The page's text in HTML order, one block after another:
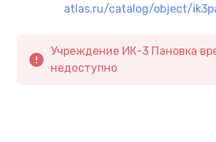
atlas.ru/catalog/object/
Учреждение ИК-3 Пановка
недоступно